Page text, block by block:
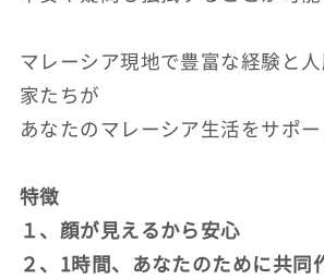
マレーシア現地で豊富な経験と
家たちが
あなたのマレーシア生活をサポー
特徴
１、顔が見えるから安心
２、1時間、あなたのために共同